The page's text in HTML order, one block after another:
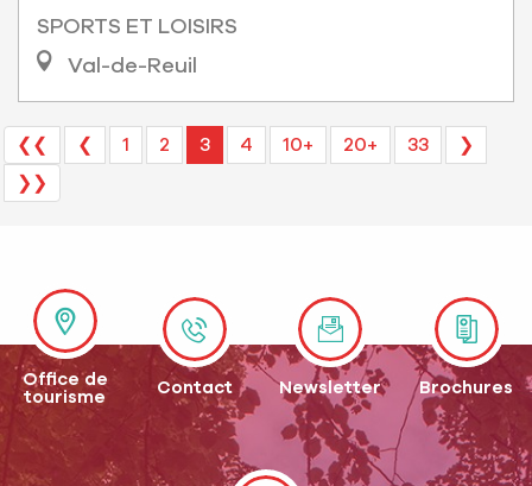
SPORTS ET LOISIRS
Val-de-Reuil
❮❮ ❮ 1 2 3 4 10+ 20+ 33
❯
❯❯
Office de
tourisme
Contact Newsletter Brochures